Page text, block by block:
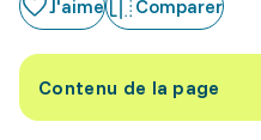
J'aime Comparer
Contenu de la page